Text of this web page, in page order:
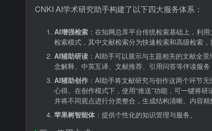
CNKI AI学术研究助手构建了以下四大服务体系：
AI增强检索 ：在知网总库平台传统检索基础上，利
检索模式，其中文献检索分为快速检索和高级检索，
AI辅助研读 ：AI助手可以展示与主题相关的文献全
念解释、中英互译、文献推荐、引用问答等伴读服
AI辅助创作 ：AI助手将文献研究与创作这两个环节
心得。在创作模式下，使用“推送”功能，可一键将
并将不同观点进行分类整合，生成结构清晰、内容精
苹果树智能体 ：提供个性化的知识管理与服务。